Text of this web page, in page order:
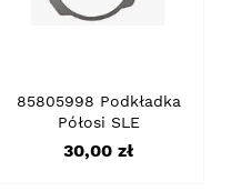
85805998 Podkładka
Półosi SLE
Cena
30,00 zł